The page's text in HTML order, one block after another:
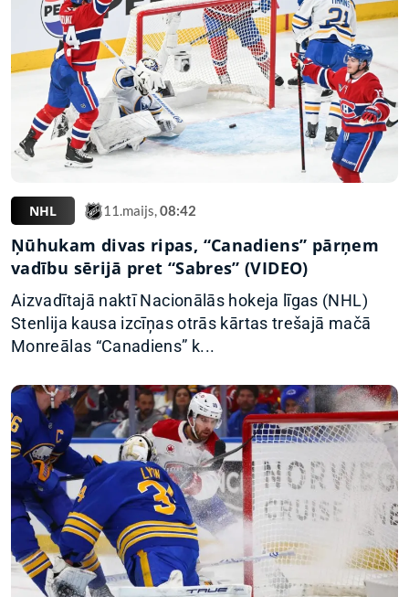
NHL 11.maijs,08:42
Ņūhukam divas ripas, “Canadiens” pārņem
vadību sērijā pret “Sabres” (VIDEO)
Aizvadītajā naktī Nacionālās hokeja līgas (NHL)
Stenlija kausa izcīņas otrās kārtas trešajā mačā
Monreālas “Canadiens” k...